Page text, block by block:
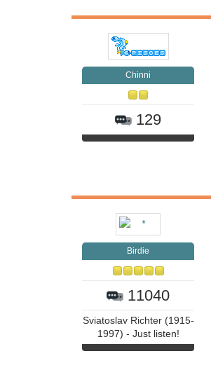
Chinni
129
Birdie
11040
Sviatoslav Richter (1915-
1997) - Just listen!